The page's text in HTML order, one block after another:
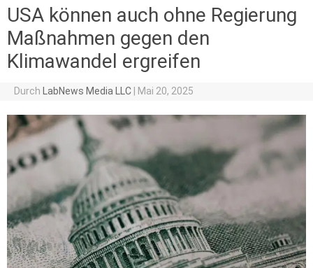
USA können auch ohne Regierung
Maßnahmen gegen den
Klimawandel ergreifen
Durch LabNews Media LLC Mai 20, 2025